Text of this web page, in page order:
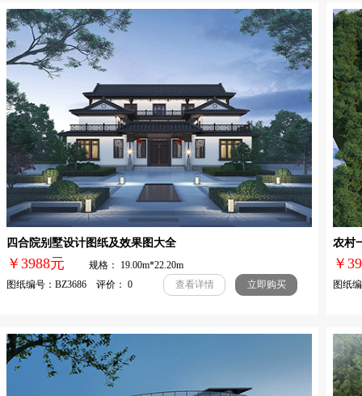
四合院别墅设计图纸及效果图大全
￥3988元
规格： 19.00m*22.20m
图纸编号：BZ3686 评价： 0
查看详情 立即购买
农村
￥
图纸编